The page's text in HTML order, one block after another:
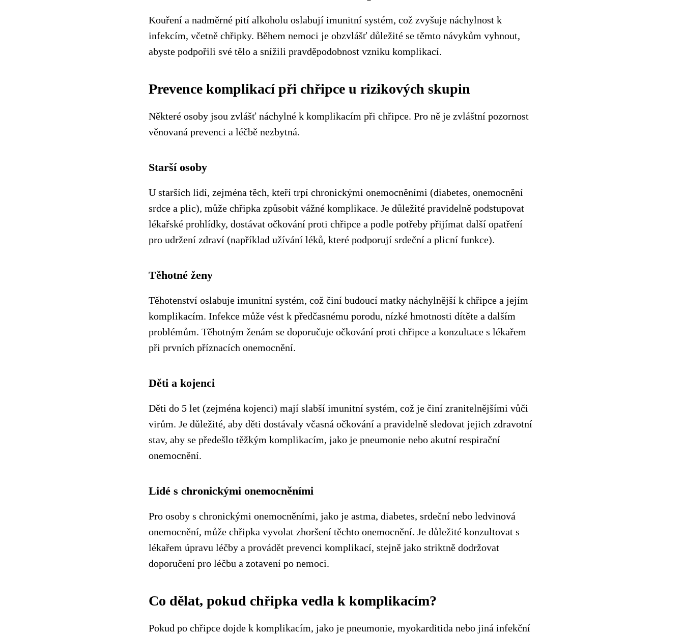
Kouření a nadměrné pití alkoholu oslabují imunitní systém, což zvyšuje náchylnost k
infekcím, včetně chřipky. Během nemoci je obzvlášť důležité se těmto návykům vyhnout,
abyste podpořili své tělo a snížili pravděpodobnost vzniku komplikací.
Prevence komplikací při chřipce u rizikových skupin
Některé osoby jsou zvlášť náchylné k komplikacím při chřipce. Pro ně je zvláštní pozornost
věnovaná prevenci a léčbě nezbytná.
Starší osoby
U starších lidí, zejména těch, kteří trpí chronickými onemocněními (diabetes, onemocnění
srdce a plic), může chřipka způsobit vážné komplikace. Je důležité pravidelně podstupovat
lékařské prohlídky, dostávat očkování proti chřipce a podle potřeby přijímat další opatření
pro udržení zdraví (například užívání léků, které podporují srdeční a plicní funkce).
Těhotné ženy
Těhotenství oslabuje imunitní systém, což činí budoucí matky náchylnější k chřipce a jejím
komplikacím. Infekce může vést k předčasnému porodu, nízké hmotnosti dítěte a dalším
problémům. Těhotným ženám se doporučuje očkování proti chřipce a konzultace s lékařem
při prvních příznacích onemocnění.
Děti a kojenci
Děti do 5 let (zejména kojenci) mají slabší imunitní systém, což je činí zranitelnějšími vůči
virům. Je důležité, aby děti dostávaly včasná očkování a pravidelně sledovat jejich zdravotní
stav, aby se předešlo těžkým komplikacím, jako je pneumonie nebo akutní respirační
onemocnění.
Lidé s chronickými onemocněními
Pro osoby s chronickými onemocněními, jako je astma, diabetes, srdeční nebo ledvinová
onemocnění, může chřipka vyvolat zhoršení těchto onemocnění. Je důležité konzultovat s
lékařem úpravu léčby a provádět prevenci komplikací, stejně jako striktně dodržovat
doporučení pro léčbu a zotavení po nemoci.
Co dělat, pokud chřipka vedla k komplikacím?
Pokud po chřipce dojde k komplikacím, jako je pneumonie, myokarditida nebo jiná infekční